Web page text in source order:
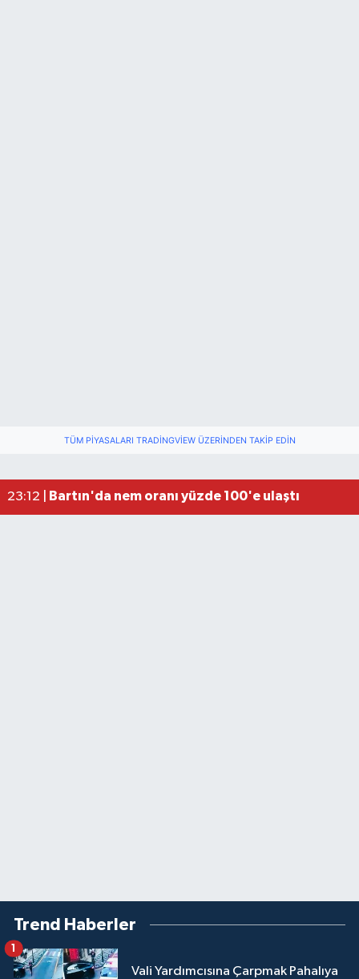
TÜM PIYASALARI TRADINGVIEW ÜZERINDEN TAKIP EDIN
23:12 |
Bartın'da nem oranı yüzde 100'e ulaştı
Trend Haberler
Vali Yardımcısına Çarpmak Pahalıya
1